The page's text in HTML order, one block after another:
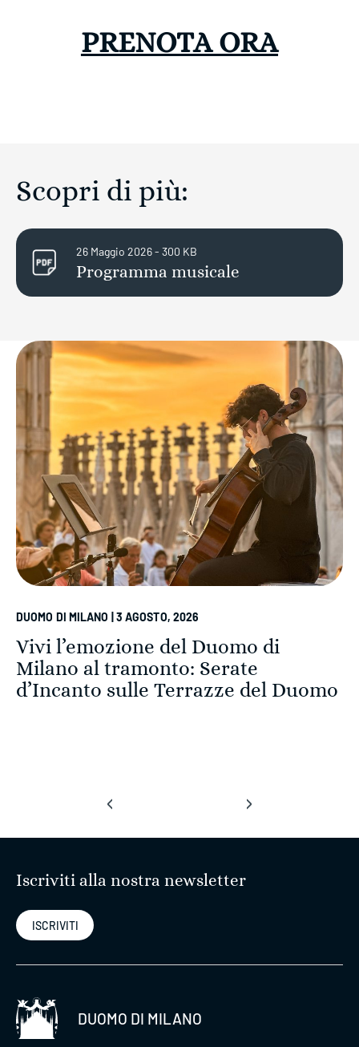
PRENOTA ORA
Scopri di più:
26 Maggio 2026 - 300 KB
Programma musicale
DUOMO DI MILANO | 3 AGOSTO, 2026
Vivi l’emozione del Duomo di
Milano al tramonto: Serate
d’Incanto sulle Terrazze del Duomo
‹ ›
Iscriviti alla nostra newsletter
ISCRIVITI
DUOMO DI MILANO